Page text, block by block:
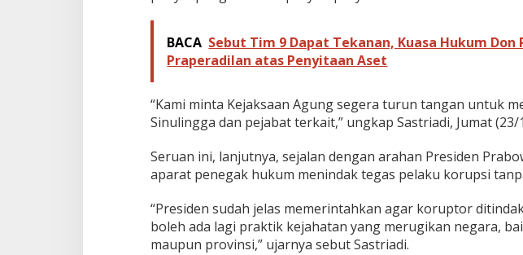
BACA Sebut Tim 9 Dapat Tekanan, Kuasa Hukum
Praperadilan atas Penyitaan Aset
“Kami minta Kejaksaan Agung segera turun tangan untuk
Sinulingga dan pejabat terkait,” ungkap Sastriadi, Jumat (23/
Seruan ini, lanjutnya, sejalan dengan arahan Presiden
aparat penegak hukum menindak tegas pelaku korupsi
“Presiden sudah jelas memerintahkan agar koruptor
boleh ada lagi praktik kejahatan yang merugikan negara,
maupun provinsi,” ujarnya sebut Sastriadi.